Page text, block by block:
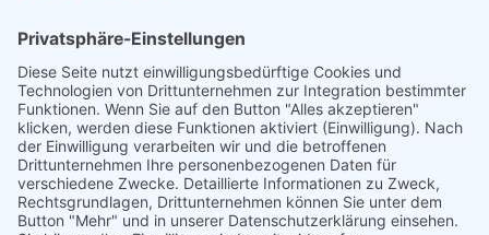
ducimus eaque enim minus nam necessitatibus quas.
1/3 Inner
Lorem ipsum dolor sit amet, consectetur adipisicing
elit. Ipsam, placeat, quae? Asperiores consectetur